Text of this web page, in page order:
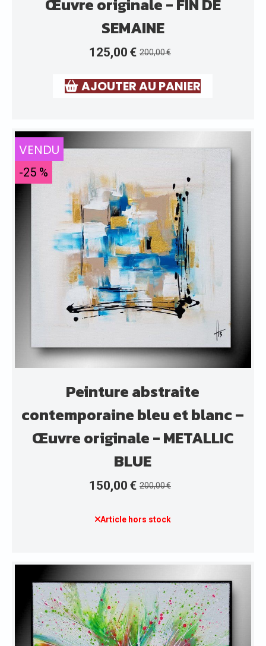
Œuvre originale - FIN DE
SEMAINE
125,00 € 200,00€
AJOUTER AU PANIER
VENDU
-25 %
Peinture abstraite
contemporaine bleu et blanc –
Œuvre originale - METALLIC
BLUE
150,00 € 200,00€
Article hors stock